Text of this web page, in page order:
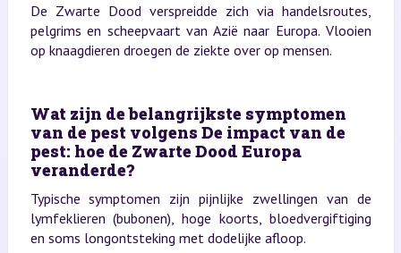
De Zwarte Dood verspreidde zich via handelsroutes,
pelgrims en scheepvaart van Azië naar Europa. Vlooien
op knaagdieren droegen de ziekte over op mensen.
Wat zijn de belangrijkste symptomen
van de pest volgens De impact van de
pest: hoe de Zwarte Dood Europa
veranderde?
Typische symptomen zijn pijnlijke zwellingen van de
lymfeklieren (bubonen), hoge koorts, bloedvergiftiging
en soms longontsteking met dodelijke afloop.